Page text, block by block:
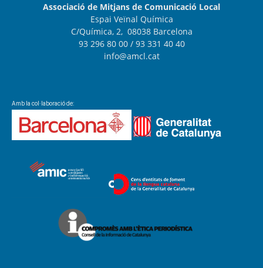
Associació de Mitjans de Comunicació Local
Espai Veïnal Química
C/Química, 2, 08038 Barcelona
93 296 80 00 / 93 331 40 40
info@amcl.cat
Amb la col·laboració de: